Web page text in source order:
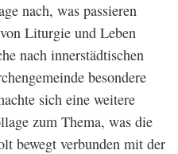
nach, was passieren
Liturgie und Leben
nach innerstädtischen
besondere
sich eine weitere
zum Thema, was die
bewegt verbunden mit der